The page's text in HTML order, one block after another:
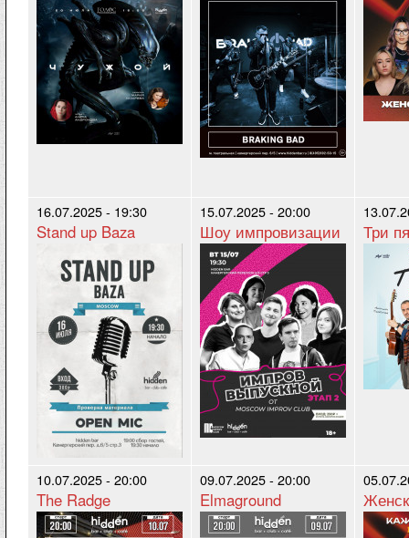
16.07.2025 - 19:30
Stand up Baza
15.07.2025 - 20:00
Шоу импровизации Три
10.07.2025 - 20:00
The Radge
09.07.2025 - 20:00
Elmaground